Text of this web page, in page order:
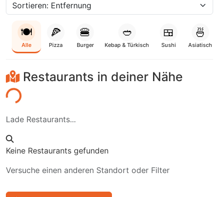
🍽️
Alle
🍕
Pizza
🍔
Burger
🥙
Kebap & Türkisch
🍱
Sushi
🍜
Asiatisch
Restaurants in deiner Nähe
Lade Restaurants...
Keine Restaurants gefunden
Versuche einen anderen Standort oder Filter